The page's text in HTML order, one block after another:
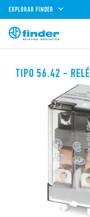
EXPLORAR FINDER
TIPO 56.42 -